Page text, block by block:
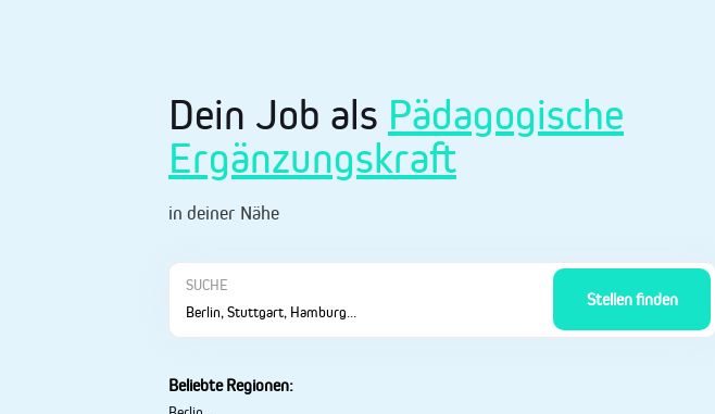
Dein Job als Pädagogische
Ergänzungskraft
in deiner Nähe
SUCHE
Stellen finden
Beliebte Regionen: